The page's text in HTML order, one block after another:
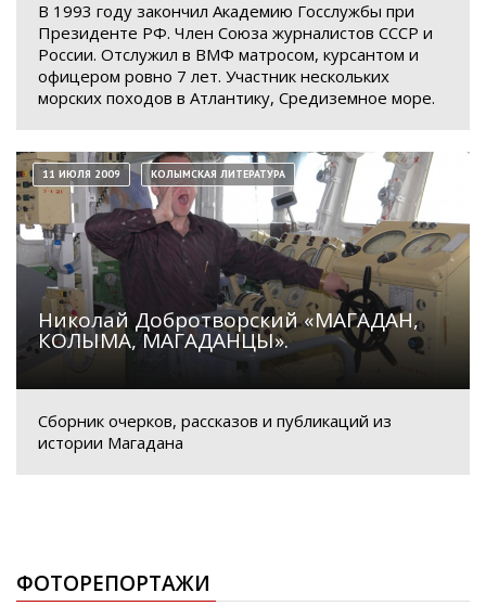
В 1993 году закончил Академию Госслужбы при
Президенте РФ. Член Союза журналистов СССР и
России. Отслужил в ВМФ матросом, курсантом и
офицером ровно 7 лет. Участник нескольких
морских походов в Атлантику, Средиземное море.
Николай Добротворский «МАГАДАН,
КОЛЫМА, МАГАДАНЦЫ».
11 ИЮЛЯ 2009 КОЛЫМСКАЯ ЛИТЕРАТУРА
Сборник очерков, рассказов и публикаций из
истории Магадана
ФОТОРЕПОРТАЖИ